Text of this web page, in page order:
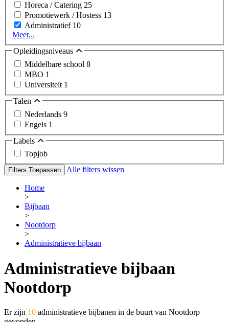
Horeca / Catering 25
Promotiewerk / Hostess 13
Administratief 10
Meer...
Opleidingsniveaus
Middelbare school 8
MBO 1
Universiteit 1
Talen
Nederlands 9
Engels 1
Labels
Topjob
Filters Toepassen Alle filters wissen
Home
>
Bijbaan
>
Nootdorp
>
Administratieve bijbaan
Administratieve bijbaan
Nootdorp
Er zijn 10 administratieve bijbanen in de buurt van Nootdorp